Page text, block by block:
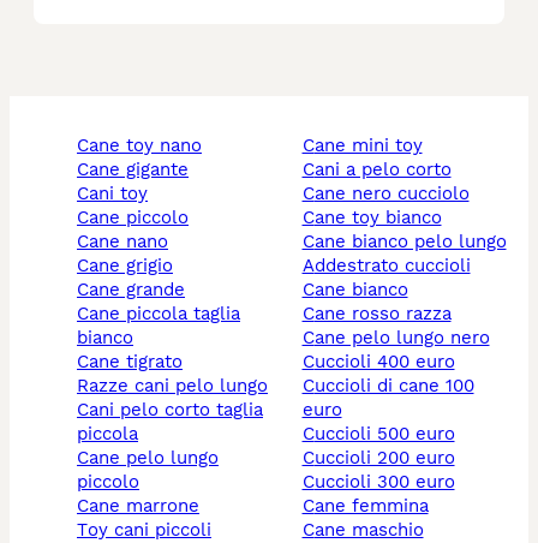
cane toy nano
cane gigante
cani toy
cane piccolo
cane nano
cane grigio
cane grande
cane piccola taglia
bianco
cane tigrato
razze cani pelo lungo
cani pelo corto taglia
piccola
cane pelo lungo
piccolo
cane marrone
toy cani piccoli
cane mini toy
cani a pelo corto
cane nero cucciolo
cane toy bianco
cane bianco pelo lungo
addestrato cuccioli
cane bianco
cane rosso razza
cane pelo lungo nero
cuccioli 400 euro
cuccioli di cane 100
euro
cuccioli 500 euro
cuccioli 200 euro
cuccioli 300 euro
cane femmina
cane maschio